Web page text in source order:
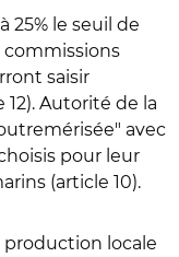
25% le seuil de
saisir
12). Autorité de la
avec
pour leur
(article 10).
production locale